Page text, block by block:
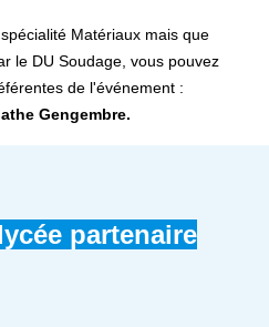
Matériaux mais que
le DU Soudage, vous pouvez
de l'événement :
Gengembre.
partenaire